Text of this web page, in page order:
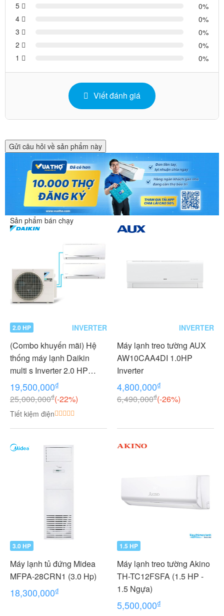
5
0
4
0
3
0
2
0
1
0
Viết đánh giá
Gửi câu hỏi về sản phẩm này
Sản phẩm bán chạy
2.0 HP INVERTER
(Combo khuyến mãi) Hệ
thống máy lạnh Daikin
multi s Inverter 2.0 HP
(2HP Ngựa) - 1 dàn nóng 2
dàn lạnh (1.0 + 1.0 HP (1
Ngựa) MKC50RVMV-
CTKC25RVMV+CTKC25R
19,500,000₫
25,000,000₫(-22%)
Tiết kiệm điện
INVERTER
Máy lạnh treo tường AUX
AW10CAA4DI 1.0HP
Inverter
4,800,000₫
6,490,000₫(-26%)
3.0 HP
Máy lạnh tủ đứng Midea
MFPA-28CRN1 (3.0 Hp)
18,300,000₫
1.5 HP
Máy lạnh treo tường Akino
TH-TC12FSFA (1.5 HP -
1.5 Ngựa)
5,500,000₫